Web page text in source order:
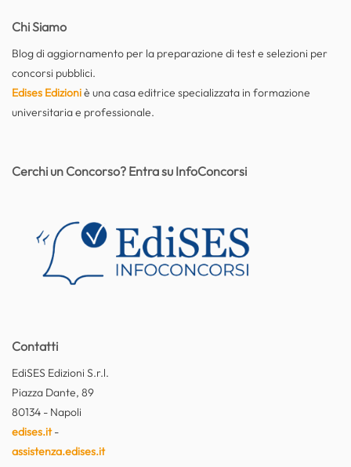
Chi Siamo
Blog di aggiornamento per la preparazione di test e selezioni per
concorsi pubblici.
Edises Edizioniè una casa editrice specializzata in formazione
universitaria e professionale.
Contatti
EdiSES Edizioni S.r.l.
Piazza Dante, 89
80134 - Napoli
edises.it-
assistenza.edises.it
Cerchi un Concorso? Entra su InfoConcorsi